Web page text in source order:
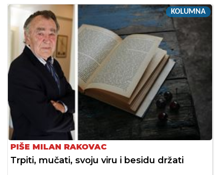
KOLUMNA
PIŠE MILAN RAKOVAC
Trpiti, mučati, svoju viru i besidu držati